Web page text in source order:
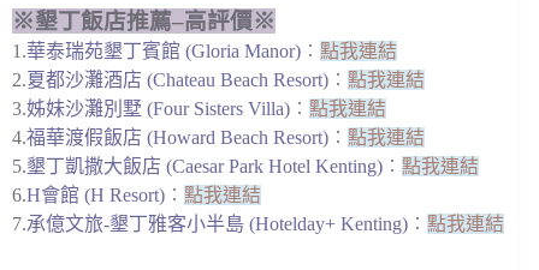
※墾丁飯店推薦–高評價※
1.華泰瑞苑墾丁賓館 (Gloria Manor) ︰ 點我連結
2.夏都沙灘酒店 (Chateau Beach Resort) ︰ 點我連結
3.姊妹沙灘別墅 (Four Sisters Villa) ︰ 點我連結
4.福華渡假飯店 (Howard Beach Resort) ︰ 點我連結
5.墾丁凱撒大飯店 (Caesar Park Hotel Kenting) ︰ 點我連結
6.H會館 (H Resort) ︰ 點我連結
7.承億文旅-墾丁雅客小半島 (Hotelday+ Kenting) ︰ 點我連結